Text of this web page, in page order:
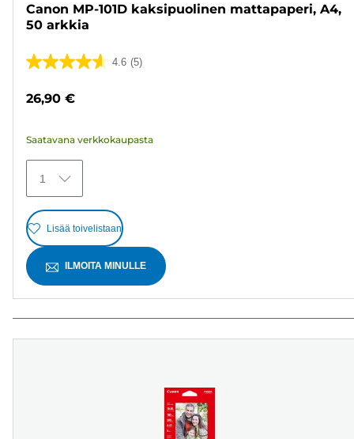
Canon MP-101D kaksipuolinen mattapaperi, A4,
50 arkkia
4.6 (5)
4.6/5
26,90 €
Saatavana verkkokaupasta
1
Lisää toivelistaan
ILMOITA MINULLE